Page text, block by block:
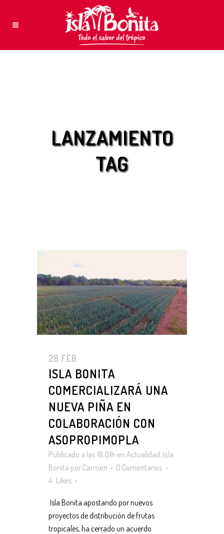
LANZAMIENTO
TAG
28 FEB
ISLA BONITA
COMERCIALIZARÁ UNA
NUEVA PIÑA EN
COLABORACIÓN CON
ASOPROPIMOPLA
Publicado a las 18:01h en Actualidad, Isla
Bonita por Carmen
0 Comentarios
4 Likes
Isla Bonita apostando por nuevos
proyectos de distribución de frutas
tropicales, ha cerrado un acuerdo